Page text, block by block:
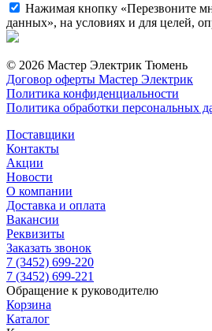
Нажимая кнопку «Перезвоните
данных», на условиях и для целей,
© 2026 Мастер Электрик Тюмень
Договор оферты Мастер Электрик
Политика конфиденциальности
Политика обработки персональных
Поставщики
Контакты
Акции
Новости
О компании
Доставка и оплата
Вакансии
Реквизиты
Заказать звонок
7 (3452) 699-220
7 (3452) 699-221
Обращение к руководителю
Корзина
Каталог